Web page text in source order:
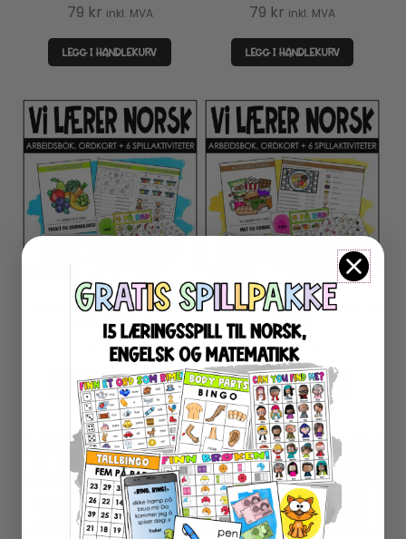
79 kr inkl. MVA
LEGG I HANDLEKURV
79 kr inkl. MVA
LEGG I HANDLEKURV
LA OSS LÆRE NORSK – FRUKT
OG GRØNNSAKER
inkl. MVA
LEGG I HANDLEKURV
LA OSS LÆRE NORSK – MAT OG
DRIKKE
79kr inkl. MVA
LEGG I HANDLEKURV